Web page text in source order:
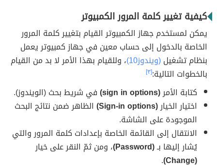
كيفية تغيير كلمة المرور الكمبيوتر
يمكن لمستخدم جهاز الكمبيوتر القيام بتغيير كلمة المرور
الخاصة بالدخول إلى حساب معين في جهاز كمبيوتر يعمل
بنظام تشغيل(ويندوز10)
، وللقيام بهذا الأمر لا بد من القيام
بالخطوات التالية:[٣]
كتابة الأمر(sign in options)
في شريط بحث (الويندوز).
اختيار الخيار(Sign-in options)
الظاهر ضمن نتائج البحث
الموجودة على الشاشة.
الانتقال إلى القائمة الخاصة بإعدادات كلمة المرور والتي
يُشار إليها بـ(Password)
، ومن ثمّ النقر على خيار
(Change)
.